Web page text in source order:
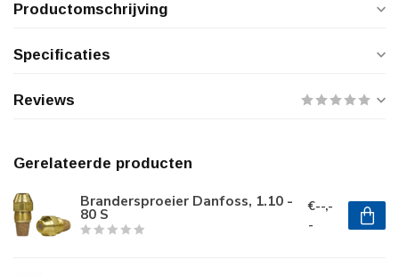
Productomschrijving
Specificaties
Reviews
Gerelateerde producten
Brandersproeier Danfoss, 1.10 -
80 S
€--,-
-